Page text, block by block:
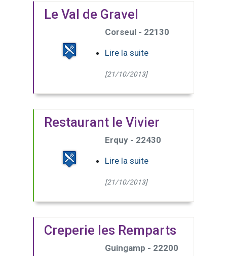
Le Val de Gravel
Corseul - 22130
Lire la suite
[21/10/2013]
Restaurant le Vivier
Erquy - 22430
Lire la suite
[21/10/2013]
Creperie les Remparts
Guingamp - 22200